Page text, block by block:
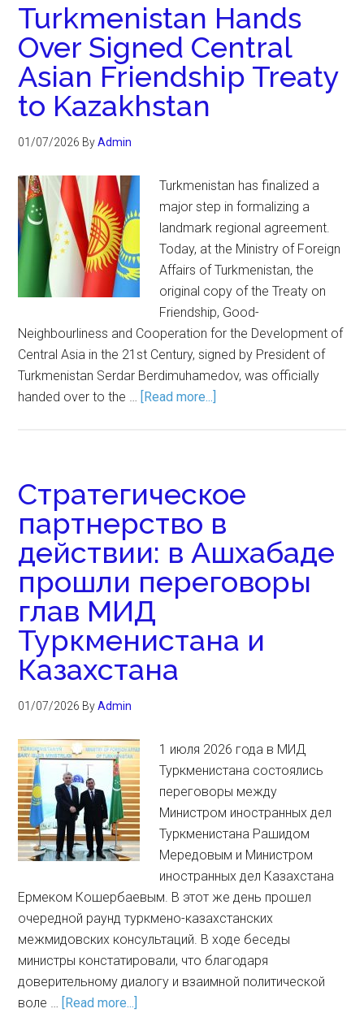
Turkmenistan Hands
Over Signed Central
Asian Friendship Treaty
to Kazakhstan
01/07/2026 ByAdmin
Turkmenistan has finalized a
major step in formalizing a
landmark regional agreement.
Today, at the Ministry of Foreign
Affairs of Turkmenistan, the
original copy of the Treaty on
Friendship, Good-
Neighbourliness and Cooperation for the Development of
Central Asia in the 21st Century, signed by President of
Turkmenistan Serdar Berdimuhamedov, was officially
handed over to the … [Read more...]
Стратегическое
партнерство в
действии: в Ашхабаде
прошли переговоры
глав МИД
Туркменистана и
Казахстана
01/07/2026 ByAdmin
1 июля 2026 года в МИД
Туркменистана состоялись
переговоры между
Министром иностранных дел
Туркменистана Рашидом
Мередовым и Министром
иностранных дел Казахстана
Ермеком Кошербаевым. В этот же день прошел
очередной раунд туркмено-казахстанских
межмидовских консультаций. В ходе беседы
министры констатировали, что благодаря
доверительному диалогу и взаимной политической
воле … [Read more...]